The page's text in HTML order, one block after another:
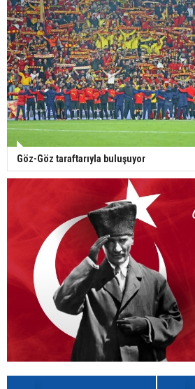
Göz-Göz taraftarıyla buluşuyor